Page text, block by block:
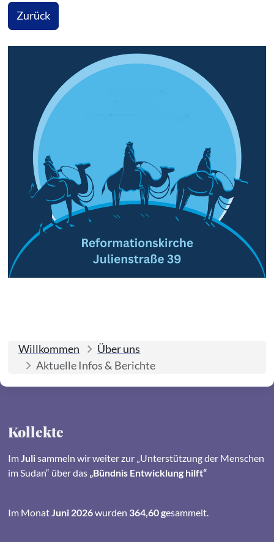
Zurück
Willkommen
Über uns
Aktuelle Infos & Berichte
Kollekte
Im Julisammeln wir weiter zur „Unterstützung der Menschen
im Sudan“ über das „Bündnis Entwicklung hilft“
Im MonatJuni 2026wurden 364,60 gesammelt.